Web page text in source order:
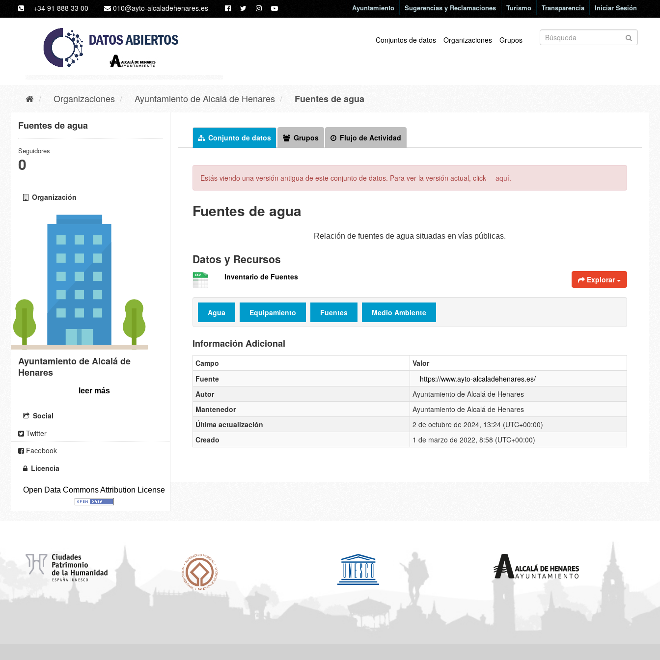
+34 91 888 33 00 010@ayto-alcaladehenares.es Ayuntamiento Sugerencias y Reclamaciones Turismo Transparencia Iniciar Sesión
Conjuntos de datos Organizaciones Grupos
Organizaciones Ayuntamiento de Alcalá de Henares Fuentes de agua
Fuentes de agua
Seguidores
0
Organización
Ayuntamiento de Alcalá de
Henares
leer más
Social
Twitter
Facebook
Licencia
Open Data Commons Attribution License
Conjunto de datos Grupos Flujo de Actividad
Estás viendo una versión antigua de este conjunto de datos. Para ver la versión actual, click aquí.
Fuentes de agua
Relación de fuentes de agua situadas en vías públicas.
Datos y Recursos
Inventario de Fuentes Explorar
Agua Equipamiento Fuentes Medio Ambiente
Información Adicional
Campo
Valor
Fuente
https://www.ayto-alcaladehenares.es/
Autor
Ayuntamiento de Alcalá de Henares
Mantenedor
Ayuntamiento de Alcalá de Henares
Última actualización
2 de octubre de 2024, 13:24 (UTC+00:00)
Creado
1 de marzo de 2022, 8:58 (UTC+00:00)